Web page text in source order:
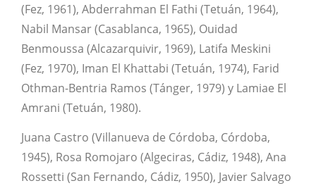
(Fez, 1961), Abderrahman El Fathi (Tetuán, 1964),
Nabil Mansar (Casablanca, 1965), Ouidad
Benmoussa (Alcazarquivir, 1969), Latifa Meskini
(Fez, 1970), Iman El Khattabi (Tetuán, 1974), Farid
Othman-Bentria Ramos (Tánger, 1979) y Lamiae El
Amrani (Tetuán, 1980).
Juana Castro (Villanueva de Córdoba, Córdoba,
1945), Rosa Romojaro (Algeciras, Cádiz, 1948), Ana
Rossetti (San Fernando, Cádiz, 1950), Javier Salvago